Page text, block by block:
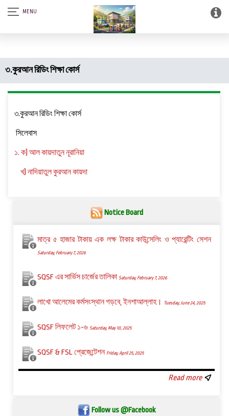
আস-সালামু আলাইকুম। SQSF-কাউন্সেলিং সেন্টার এন্ড স্মার্ট লাইব্রেরী (আত্নশুদ্ধির
সফটওয়্যার)।
৩.কুরআন রিডিং শিক্ষা কোর্স
৩.কুরআন রিডিং শিক্ষা কোর্স
সিলেবাস
১. ক) আল কায়দাতুন নূরানিয়া
খ) নাদিয়াতুল কুরআন কায়দা
Notice Board
মাত্র ৫ হাজার টাকায় এক লক্ষ টাকার কাউন্সেলিং ও প্যারেন্টিং সেশন
Saturday, February 7, 2026
SQSF এর সার্ভিস চার্জের তালিকা Saturday, February 7, 2026
লাখো আলেমের কর্মসংস্থান গড়বে, ইনশাআল্লাহ। Tuesday, June 24, 2025
SQSF লিফলেট ১-৬ Saturday, May 10, 2025
SQSF & FSL প্রেজেন্টেশন Friday, April 25, 2025
Read more
Follow us @Facebook